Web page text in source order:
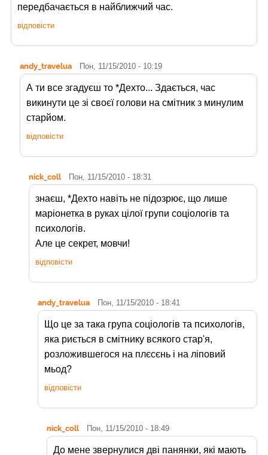
передбачається в найближчий час.
відповісти
andy_travelua Пон, 11/15/2010 - 10:19
А ти все згадуєш то *Дехто... Здається, час
викинути це зі своєї голови на смітник з минулим
старйом.
відповісти
nick_coll Пон, 11/15/2010 - 18:31
знаєш, *Дехто навіть не підозрює, що лише
маріонетка в руках цілої групи соціологів та
психологів.
Але це секрет, мовчи!
відповісти
andy_travelua Пон, 11/15/2010 - 18:41
Що це за така група соціологів та психологів,
яка риється в смітнику всякого стар'я,
розложившегося на плєсєнь і на ліповий
мьод?
відповісти
nick_coll Пон, 11/15/2010 - 18:49
До мене звернулися дві панянки, які мають